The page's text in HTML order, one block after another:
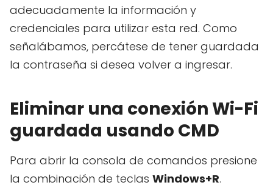
adecuadamente la información y
credenciales para utilizar esta red. Como
señalábamos, percátese de tener guardada
la contraseña si desea volver a ingresar.
Eliminar una conexión Wi-Fi
guardada usando CMD
Para abrir la consola de comandos presione
la combinación de teclas Windows+R.